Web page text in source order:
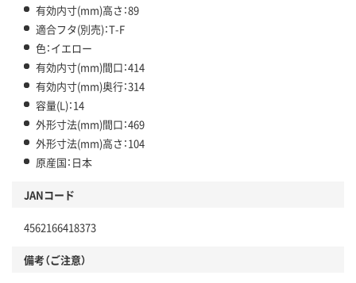
有効内寸(mm)高さ：89
適合フタ(別売)：T-F
色：イエロー
有効内寸(mm)間口：414
有効内寸(mm)奥行：314
容量(L)：14
外形寸法(mm)間口：469
外形寸法(mm)高さ：104
原産国：日本
JANコード
4562166418373
備考（ご注意）